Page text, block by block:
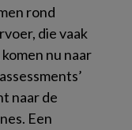
rond
die vaak
nu naar
naar de
Een